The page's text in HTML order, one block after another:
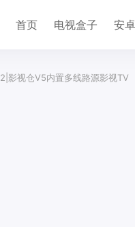
首页 电视盒子 安
影视仓V5内置多线路源影视TV